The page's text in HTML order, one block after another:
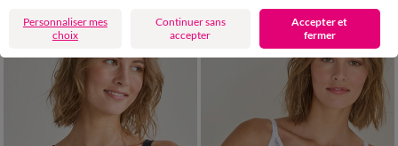
Personnaliser mes
choix
Continuer sans
accepter
Accepter et
fermer